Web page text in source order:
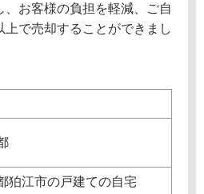
お客様の負担を軽減、ご自
で売却することができまし
狛江市の戸建ての自宅